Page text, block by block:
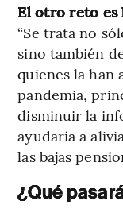
El otro reto es
“Se trata no
sino también
quienes la han
pandemia,
disminuir la
ayudaría a
las bajas
¿Qué